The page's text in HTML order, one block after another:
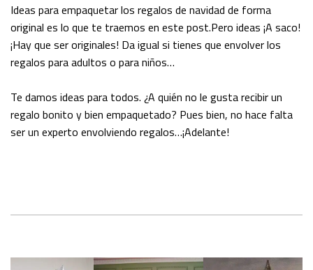
Ideas para empaquetar los regalos de navidad de forma
original es lo que te traemos en este post.Pero ideas ¡A saco!
¡Hay que ser originales! Da igual si tienes que envolver los
regalos para adultos o para niños…
Te damos ideas para todos. ¿A quién no le gusta recibir un
regalo bonito y bien empaquetado? Pues bien, no hace falta
ser un experto envolviendo regalos…¡Adelante!